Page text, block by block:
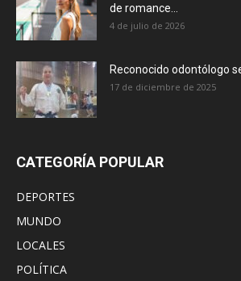
de romance...
4 de julio de 2026
Reconocido odontólogo
17 de diciembre de 2025
CATEGORÍA POPULAR
DEPORTES
MUNDO
LOCALES
POLÍTICA